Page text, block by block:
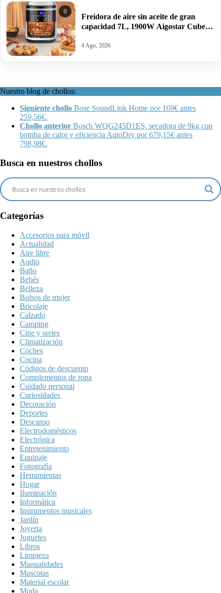
0
Freidora de aire sin aceite de gran
capacidad 7L, 1900W Aigostar Cube
4 Ago, 2026
Nuestro blog de chollos:
Siguiente chollo Bose SoundLink Home por 169€ antes
259,56€.
Chollo anterior Bosch WQG245D1ES, secadora de 9kg con
bomba de calor y eficiencia AutoDry por 679,15€ antes
798,98€.
Busca en nuestros chollos
Categorías
Accesorios para móvil
Actualidad
Aire libre
Audio
Baño
Bebés
Belleza
Bolsos de mujer
Bricolaje
Calzado
Camping
Cine y series
Climatización
Coches
Cocina
Códigos de descuento
Complementos de ropa
Cuidado personal
Curiosidades
Decoración
Deportes
Descanso
Electrodomésticos
Electrónica
Entretenimiento
Equipaje
Fotografía
Herramientas
Hogar
Iluminación
Informática
Instrumentos musicales
Jardín
Joyeria
Juguetes
Libros
Limpieza
Manualidades
Mascotas
Material escolar
Moda